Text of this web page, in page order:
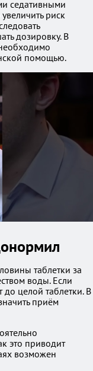
седативными
риск
дозировку. В
помощью.
таблетки за
воды. Если
до целой таблетки. В
приём
это приводит
возможен